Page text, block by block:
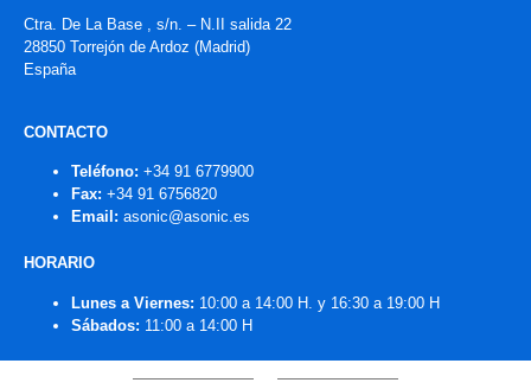
Ctra. De La Base , s/n. – N.II salida 22
28850 Torrejón de Ardoz (Madrid)
España
CONTACTO
Teléfono: +34 91 6779900
Fax: +34 91 6756820
Email: asonic@asonic.es
HORARIO
Lunes a Viernes: 10:00 a 14:00 H. y 16:30 a 19:00 H
Sábados: 11:00 a 14:00 H